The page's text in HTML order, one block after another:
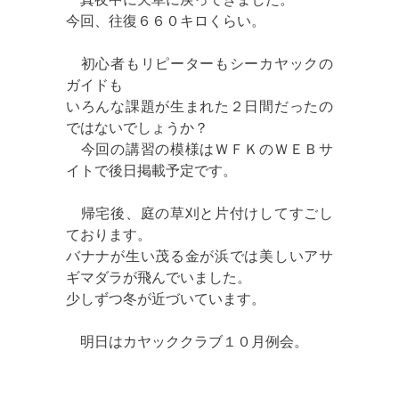
今回、往復６６０キロくらい。
初心者もリピーターもシーカヤックの
ガイドも
いろんな課題が生まれた２日間だったの
ではないでしょうか？
今回の講習の模様はＷＦＫのＷＥＢサ
イトで後日掲載予定です。
帰宅後、庭の草刈と片付けしてすごし
ております。
バナナが生い茂る金が浜では美しいアサ
ギマダラが飛んでいました。
少しずつ冬が近づいています。
明日はカヤッククラブ１０月例会。